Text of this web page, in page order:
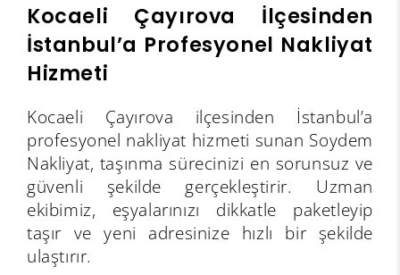
Kocaeli Çayırova İlçesinden
İstanbul’a Profesyonel Nakliyat
Hizmeti
Kocaeli Çayırova ilçesinden İstanbul’a
profesyonel nakliyat hizmeti sunan Soydem
Nakliyat, taşınma sürecinizi en sorunsuz ve
güvenli şekilde gerçekleştirir. Uzman
ekibimiz, eşyalarınızı dikkatle paketleyip
taşır ve yeni adresinize hızlı bir şekilde
ulaştırır.